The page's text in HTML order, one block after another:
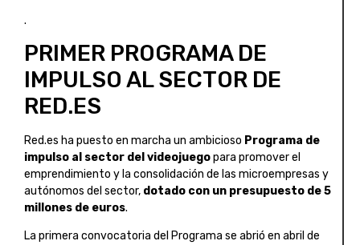
.
PRIMER PROGRAMA DE
IMPULSO AL SECTOR DE
RED.ES
Red.es ha puesto en marcha un ambicioso Programa de
impulso al sector del videojuegopara promover el
emprendimiento y la consolidación de las microempresas y
autónomos del sector, dotado con un presupuesto de 5
millones de euros.
La primera convocatoria del Programa se abrió en abril de